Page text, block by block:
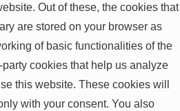
Out of these, the cookies that
are stored on your browser as
of basic functionalities of the
cookies that help us analyze
this website. These cookies will
with your consent. You also